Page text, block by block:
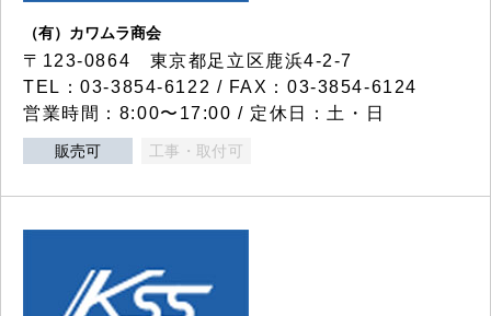
（有）カワムラ商会
〒123-0864 東京都足立区鹿浜4-2-7
TEL：03-3854-6122 / FAX：03-3854-6124
営業時間：8:00〜17:00 / 定休日：土・日
販売可 工事・取付可